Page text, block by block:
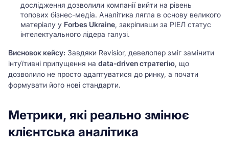
дослідження дозволили компанії вийти на рівень
топових бізнес-медіа. Аналітика лягла в основу великого
матеріалу у Forbes Ukraine, закріпивши за РІЕЛ статус
інтелектуального лідера галузі.
Висновок кейсу: Завдяки Revisior, девелопер зміг замінити
інтуїтивні припущення на data-driven стратегію, що
дозволило не просто адаптуватися до ринку, а почати
формувати його нові стандарти.
Метрики, які реально змінює
клієнтська аналітика